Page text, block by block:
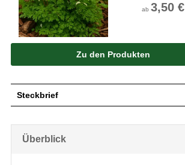
ab 3,50 €
Zu den Produkten
Steckbrief
Wuchs
Wuchshöhe
Überblick